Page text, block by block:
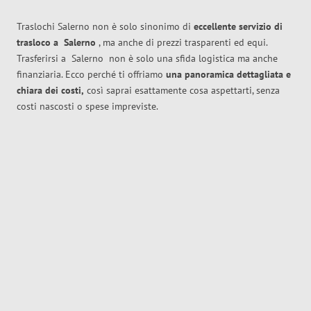
Traslochi Salerno non è solo sinonimo di eccellente servizio di
trasloco a Salerno , ma anche di prezzi trasparenti ed equi.
Trasferirsi a Salerno non è solo una sfida logistica ma anche
finanziaria. Ecco perché ti offriamo una panoramica dettagliata e
chiara dei costi, così saprai esattamente cosa aspettarti, senza
costi nascosti o spese impreviste.